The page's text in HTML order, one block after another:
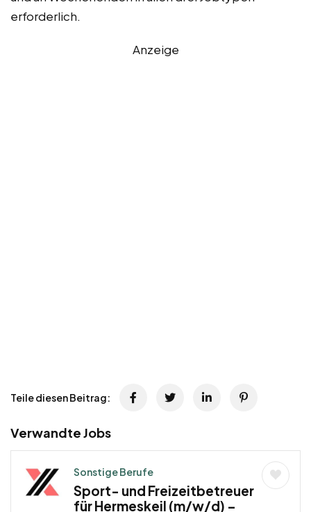
erforderlich.
Anzeige
Teile diesen Beitrag:
Verwandte Jobs
Sonstige Berufe
Sport- und Freizeitbetreuer
für Hermeskeil (m/w/d) –